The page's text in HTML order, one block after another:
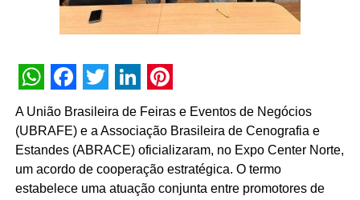
é símbolo de sabedoria, é uma das maiores forças dentro
do contexto nativo, de qualquer linhagem, de qualquer
espaço sagrado”, afirma MENA.
TÓPICOS RELACIONADOS: DESTAQUE
A SEGUIR
Luiza Trajano lança canal de entrevistas “Eu
nunca pensei que” no YouTube
NÃO PERCA
WhatsApp
Facebook
Twitter
LinkedIn
Pinterest
A União Brasileira de Feiras e Eventos de Negócios
(UBRAFE) e a Associação Brasileira de Cenografia e
Estandes (ABRACE) oficializaram, no Expo Center Norte,
um acordo de cooperação estratégica. O termo
estabelece uma atuação conjunta entre promotores de